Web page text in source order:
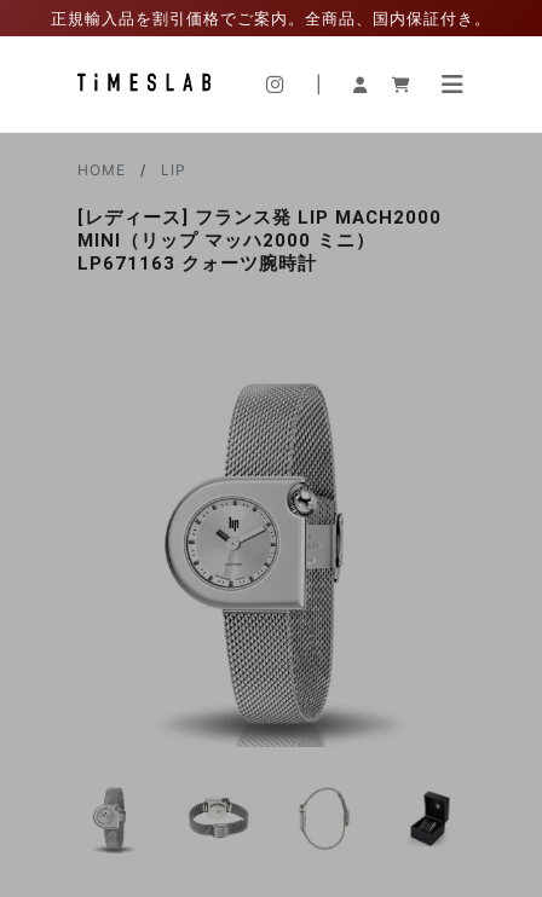
正規輸入品を割引価格でご案内。全商品、国内保証付き。
HOME LIP
[レディース] フランス発 LIP MACH2000
MINI（リップ マッハ2000 ミニ）
LP671163 クォーツ腕時計